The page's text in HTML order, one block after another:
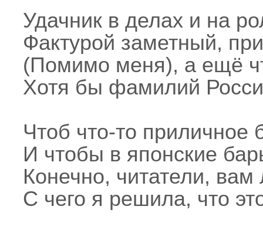
Удачник в делах и на
Фактурой заметный,
(Помимо меня), а ещё
Хотя бы фамилий
Чтоб что-то приличное
И чтобы в японские
Конечно, читатели,
С чего я решила, что